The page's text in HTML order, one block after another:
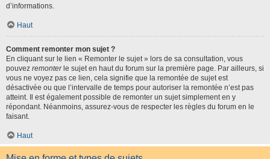
d’informations.
Haut
Comment remonter mon sujet ?
En cliquant sur le lien « Remonter le sujet » lors de sa consultation, vous
pouvez remonterle sujet en haut du forum sur la première page. Par ailleurs, si
vous ne voyez pas ce lien, cela signifie que la remontée de sujet est
désactivée ou que l’intervalle de temps pour autoriser la remontée n’est pas
atteint. Il est également possible de remonter un sujet simplement en y
répondant. Néanmoins, assurez-vous de respecter les règles du forum en le
faisant.
Haut